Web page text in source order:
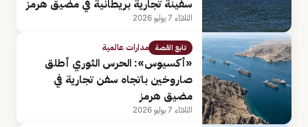
سفينة تجارية بريطانية في مضيق هرمز
الثلاثاء 7 يوليو 2026
تابع القصة مدارات عالمية
«أكسيوس»: الحرس الثوري أطلق
صاروخين باتجاه سفن تجارية في
مضيق هرمز
الثلاثاء 7 يوليو 2026